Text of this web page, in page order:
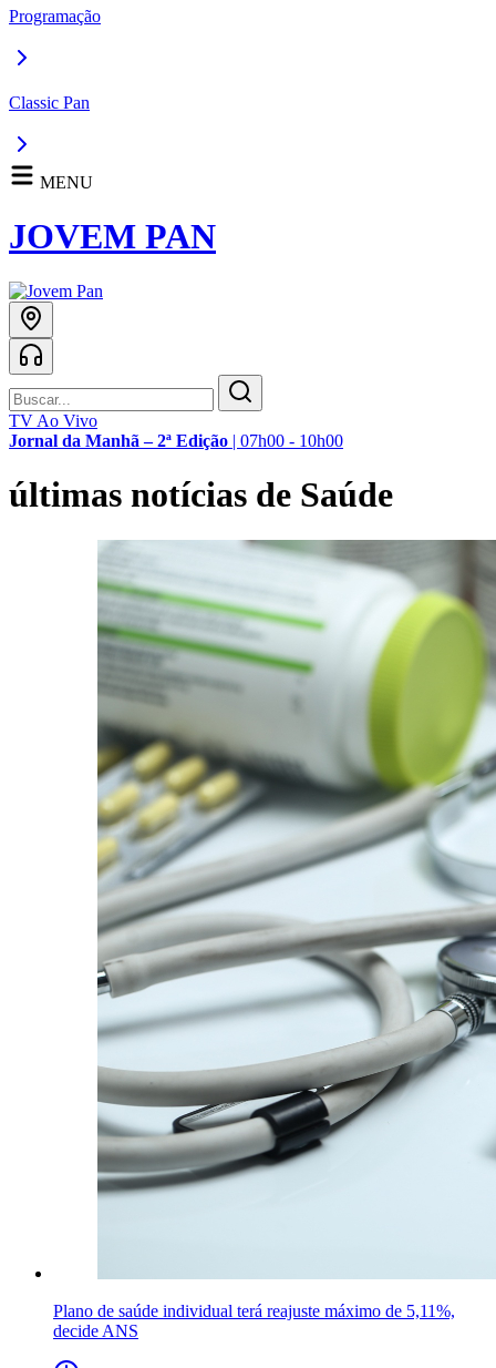
Programação
Classic Pan
MENU
JOVEM PAN
TV Ao Vivo
Jornal da Manhã – 2ª Edição | 07h00 - 10h00
últimas notícias de Saúde
Plano de saúde individual terá reajuste máximo de 5,11%,
decide ANS